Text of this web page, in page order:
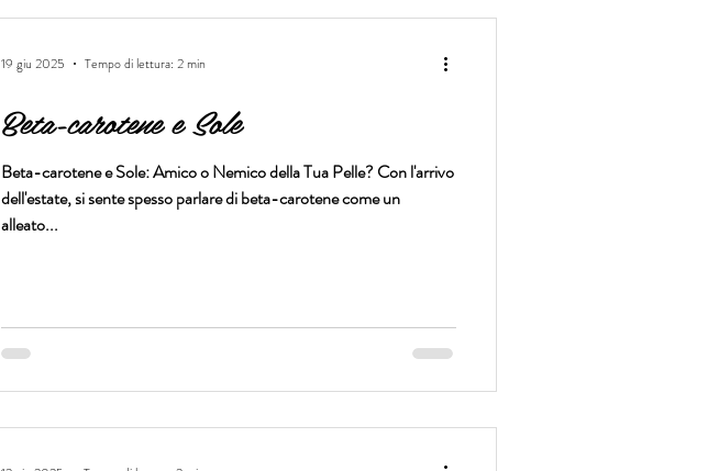
Beta-carotene e Sole
Beta-carotene e Sole: Amico o Nemico della Tua Pelle? Con l'arrivo
dell'estate, si sente spesso parlare di beta-carotene come un
alleato...
19 giu 2025 Tempo di lettura: 2 min